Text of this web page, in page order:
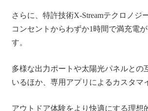
さらに、特許技術X-Streamテクロノジ
コンセントからわずか1時間で満充電
す。
多様な出力ポートや太陽光パネルとの
いるほか、専用アプリによるカスタマ
アウトドア体験をより快適にする理想